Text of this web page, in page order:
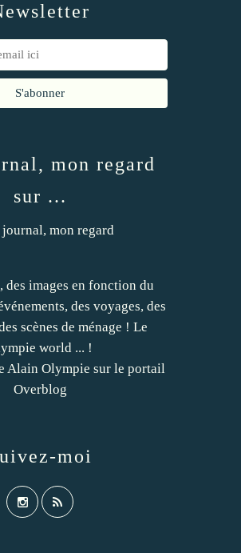
mon regard
sur ...
des images en fonction du
des voyages, des
scènes de ménage ! Le
world ... !
Alain Olympie sur le portail
Overblog
moi